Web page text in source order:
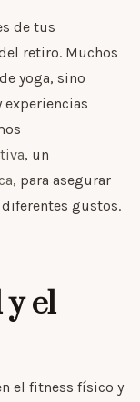
de tus
retiro. Muchos
yoga, sino
, un
, para asegurar
gustos.
el
el fitness físico y